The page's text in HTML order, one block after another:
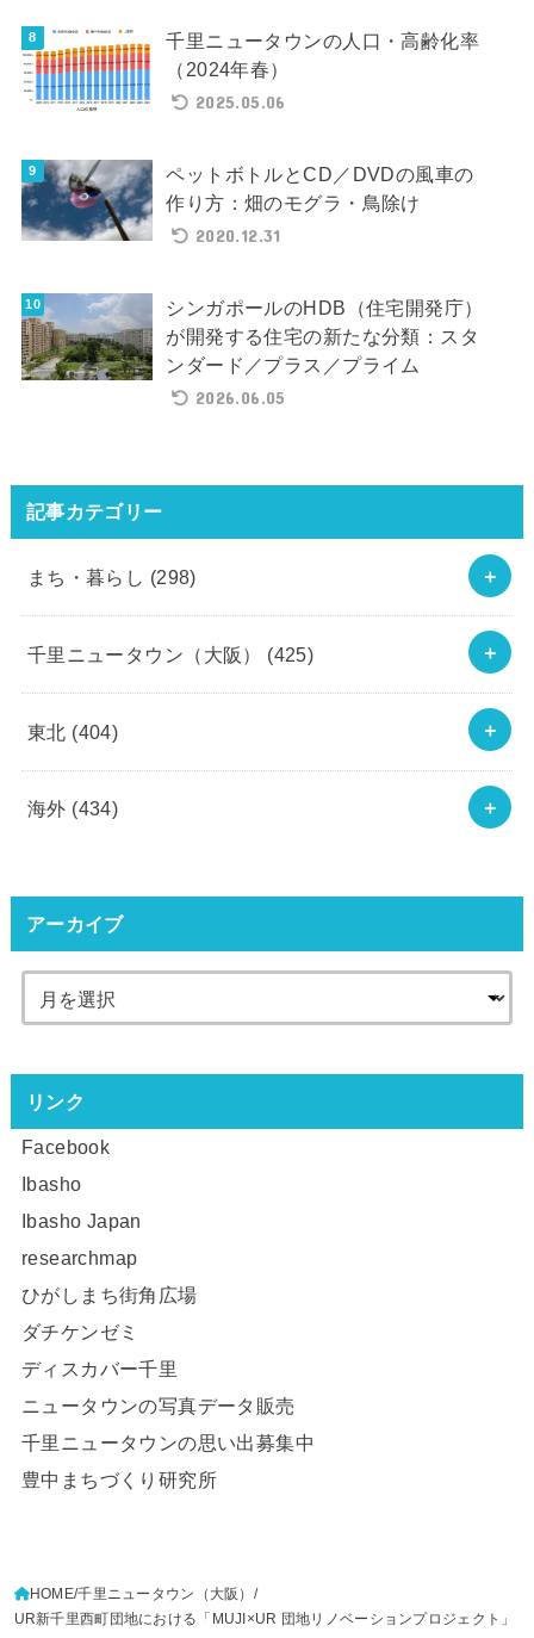
千里ニュータウンの人口・高齢化率
（2024年春）
2025.05.06
ペットボトルとCD／DVDの風車の
作り方：畑のモグラ・鳥除け
2020.12.31
シンガポールのHDB（住宅開発庁）
が開発する住宅の新たな分類：スタ
ンダード／プラス／プライム
2026.06.05
記事カテゴリー
まち・暮らし (298)
千里ニュータウン（大阪） (425)
東北 (404)
海外 (434)
アーカイブ
リンク
Facebook
Ibasho
Ibasho Japan
researchmap
ひがしまち街角広場
ダチケンゼミ
ディスカバー千里
ニュータウンの写真データ販売
千里ニュータウンの思い出募集中
豊中まちづくり研究所
HOME 千里ニュータウン（大阪）
UR新千里西町団地における「MUJI×UR 団地リノベーションプロジェクト」